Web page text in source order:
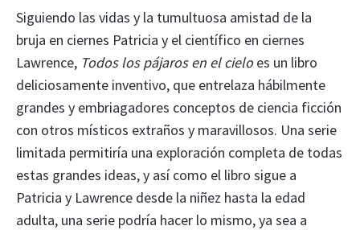
Siguiendo las vidas y la tumultuosa amistad de la
bruja en ciernes Patricia y el científico en ciernes
Lawrence, Todos los pájaros en el cieloes un libro
deliciosamente inventivo, que entrelaza hábilmente
grandes y embriagadores conceptos de ciencia ficción
con otros místicos extraños y maravillosos. Una serie
limitada permitiría una exploración completa de todas
estas grandes ideas, y así como el libro sigue a
Patricia y Lawrence desde la niñez hasta la edad
adulta, una serie podría hacer lo mismo, ya sea a